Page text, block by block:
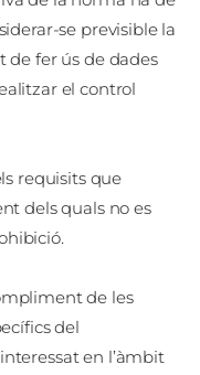
se previsible la
de fer ús de dades
el control
requisits que
dels quals no es
de les
del
en l’àmbit